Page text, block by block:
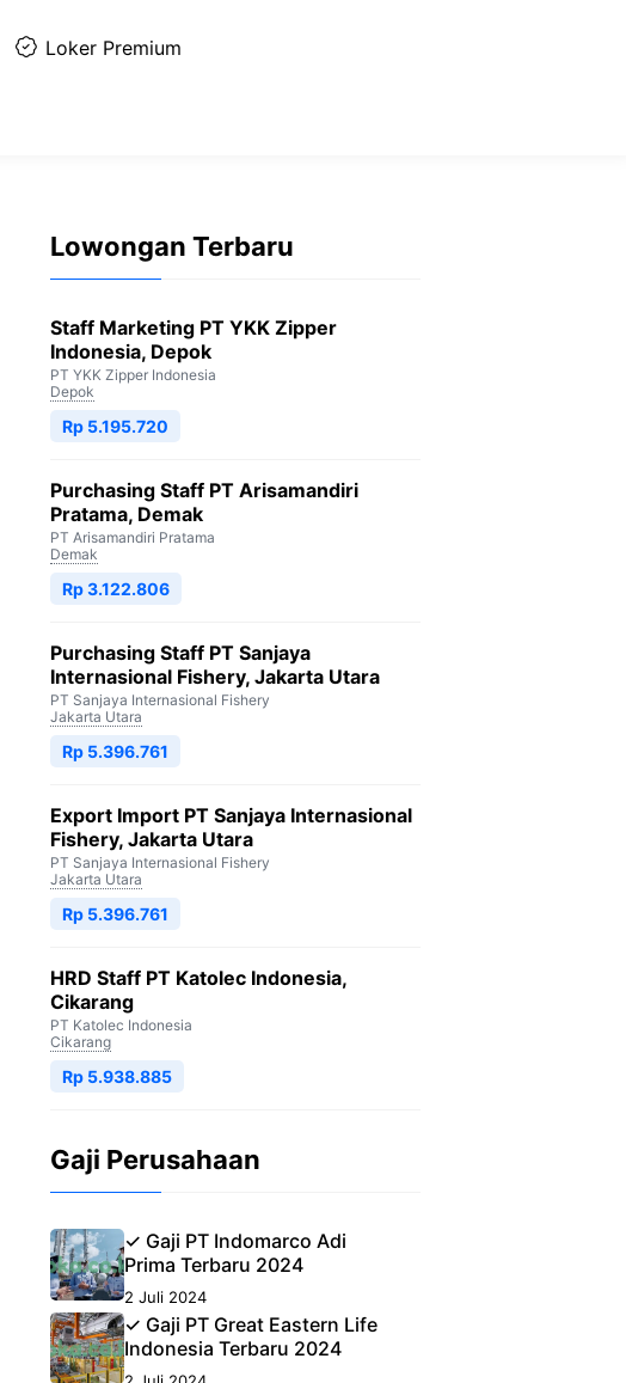
Loker Premium
Lowongan Terbaru
Staff Marketing PT YKK Zipper
Indonesia, Depok
PT YKK Zipper Indonesia
Depok
Rp 5.195.720
Purchasing Staff PT Arisamandiri
Pratama, Demak
PT Arisamandiri Pratama
Demak
Rp 3.122.806
Purchasing Staff PT Sanjaya
Internasional Fishery, Jakarta Utara
PT Sanjaya Internasional Fishery
Jakarta Utara
Rp 5.396.761
Export Import PT Sanjaya Internasional
Fishery, Jakarta Utara
PT Sanjaya Internasional Fishery
Jakarta Utara
Rp 5.396.761
HRD Staff PT Katolec Indonesia,
Cikarang
PT Katolec Indonesia
Cikarang
Rp 5.938.885
Gaji Perusahaan
✓ Gaji PT Indomarco Adi
Prima Terbaru 2024
2 Juli 2024
✓ Gaji PT Great Eastern Life
Indonesia Terbaru 2024